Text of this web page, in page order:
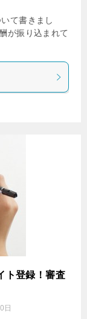
て書きまし
が振り込まれて
ト登録！審査
日